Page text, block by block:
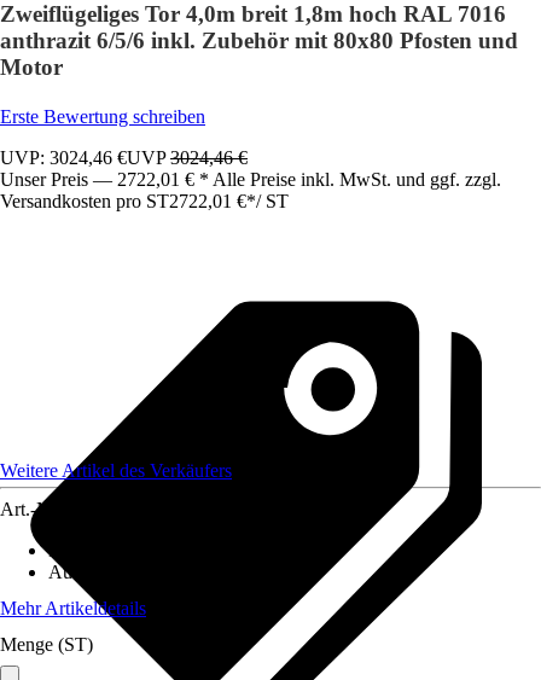
Zweiflügeliges Tor 4,0m breit 1,8m hoch RAL 7016
anthrazit 6/5/6 inkl. Zubehör mit 80x80 Pfosten und
Motor
Erste Bewertung schreiben
UVP: 3024,46 €UVP3024,46 €
Unser Preis — 2722,01 € * Alle Preise inkl. MwSt. und ggf. zzgl.
Versandkosten pro ST2722,01 €*/ ST
Weitere Artikel des Verkäufers
Art.-Nr.
Material
Ausführung
Mehr Artikeldetails
Menge (ST)